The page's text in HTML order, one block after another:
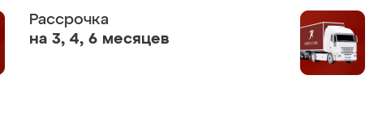
Рассрочка
на 3, 4, 6 месяцев